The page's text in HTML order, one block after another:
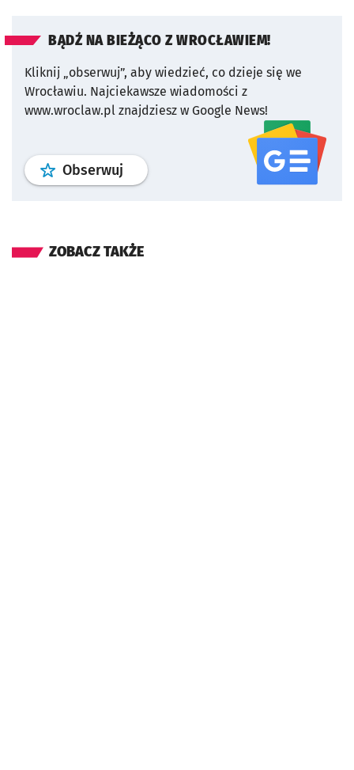
BĄDŹ NA BIEŻĄCO Z WROCŁAWIEM!
Kliknij „obserwuj”, aby wiedzieć, co dzieje się we
Wrocławiu. Najciekawsze wiadomości z
www.wroclaw.pl znajdziesz w Google News!
Obserwuj profil serwisu
ZOBACZ TAKŻE